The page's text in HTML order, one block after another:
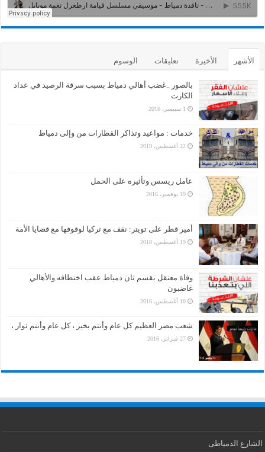
الأشهر الأخيرة تعليقات الوسوم
بالصور ..غضب أهالي دمياط بسبب سرقة الرصيد في عداد
الكارت
1 سبتمبر، 2016
خدمات : مواعيد وتذاكر القطارات من وإلى دمياط
22 أغسطس، 2019
عامل ريسس وتأثيره على الحمل
19 نوفمبر، 2016
أمير قطر على تويتر: نقف مع تركيا لوقوفها مع قضايا الأمة
19 أغسطس، 2018
وفاة معتقل بقسم ثان دمياط عقب اختطافه والأهالي
غاضبون
10 أغسطس، 2016
شعب مصر العظيم كل عام وأنتم بخير ، كل عام وأنتم ثوار ،
27 فبراير، 2016
الشارع الدمياطى